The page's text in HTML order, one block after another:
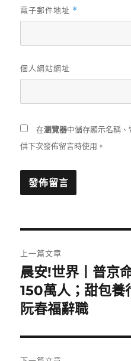
電子郵件地址 *
個人網站網址
在瀏覽器中儲存顯示名稱
供下次發佈留言時使用。
章
導
覽
上一篇文章
上
一
篇
章:
晨安!世界丨普京
150萬人；甜包養
阮春福辭職